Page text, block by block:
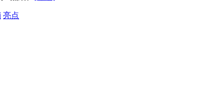
亮点